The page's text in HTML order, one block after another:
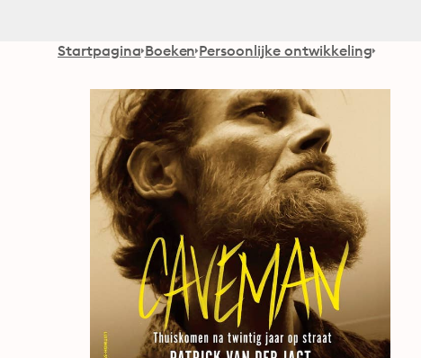
Startpagina Boeken Persoonlijke ontwikkeling